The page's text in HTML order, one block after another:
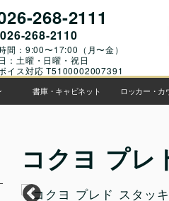
268-2111
026-268-2110
間：9:00〜17:00（月〜金）
：土曜・日曜・祝日
イス対応 T5100002007391
書庫・キャビネット ロッカー・カ
コクヨ プレ